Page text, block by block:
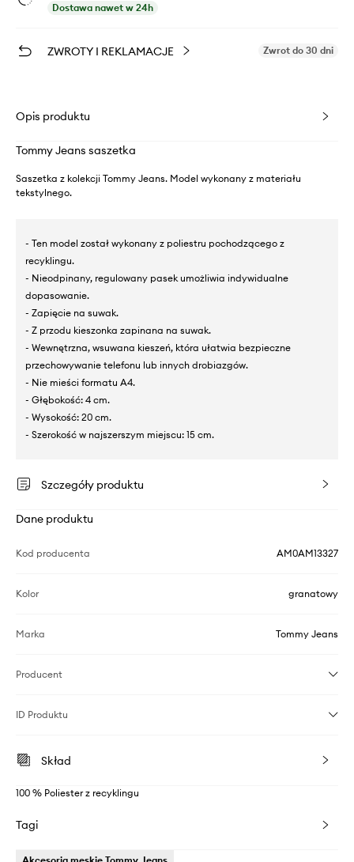
Dostawa nawet w 24h
ZWROTY I REKLAMACJE Zwrot do 30 dni
Opis produktu
Tommy Jeans saszetka
Saszetka z kolekcji Tommy Jeans. Model wykonany z materiału
tekstylnego.
- Ten model został wykonany z poliestru pochodzącego z
recyklingu.
- Nieodpinany, regulowany pasek umożliwia indywidualne
dopasowanie.
- Zapięcie na suwak.
- Z przodu kieszonka zapinana na suwak.
- Wewnętrzna, wsuwana kieszeń, która ułatwia bezpieczne
przechowywanie telefonu lub innych drobiazgów.
- Nie mieści formatu A4.
- Głębokość: 4 cm.
- Wysokość: 20 cm.
- Szerokość w najszerszym miejscu: 15 cm.
Szczegóły produktu
Dane produktu
Kod producenta AM0AM13327
Kolor granatowy
Marka Tommy Jeans
Producent
ID Produktu
Skład
100 % Poliester z recyklingu
Tagi